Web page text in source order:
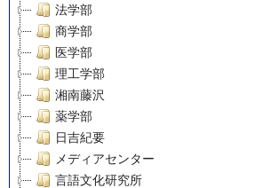
法学部
商学部
医学部
理工学部
湘南藤沢
薬学部
日吉紀要
メディアセンター
言語文化研究所